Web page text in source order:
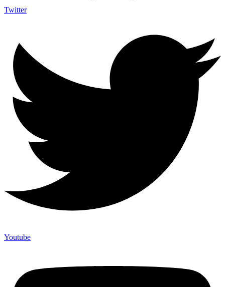
Twitter
Youtube